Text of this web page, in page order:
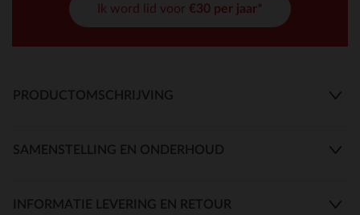
Ik word lid voor €30 per jaar*
PRODUCTOMSCHRIJVING
SAMENSTELLING EN ONDERHOUD
INFORMATIE LEVERING EN RETOUR